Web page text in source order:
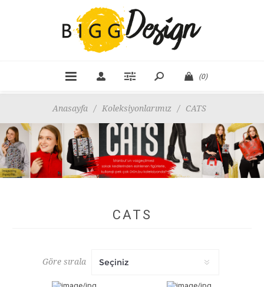
(0)
Anasayfa / Koleksiyonlarımız / CATS
CATS
Göre sırala